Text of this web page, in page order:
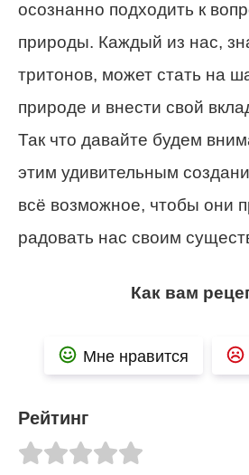
осознанно подходить к
природы. Каждый из нас,
тритонов, может стать на
природе и внести свой
Так что давайте будем
этим удивительным
всё возможное, чтобы они
радовать нас своим
Как вам
Мне нравится
Рейтинг